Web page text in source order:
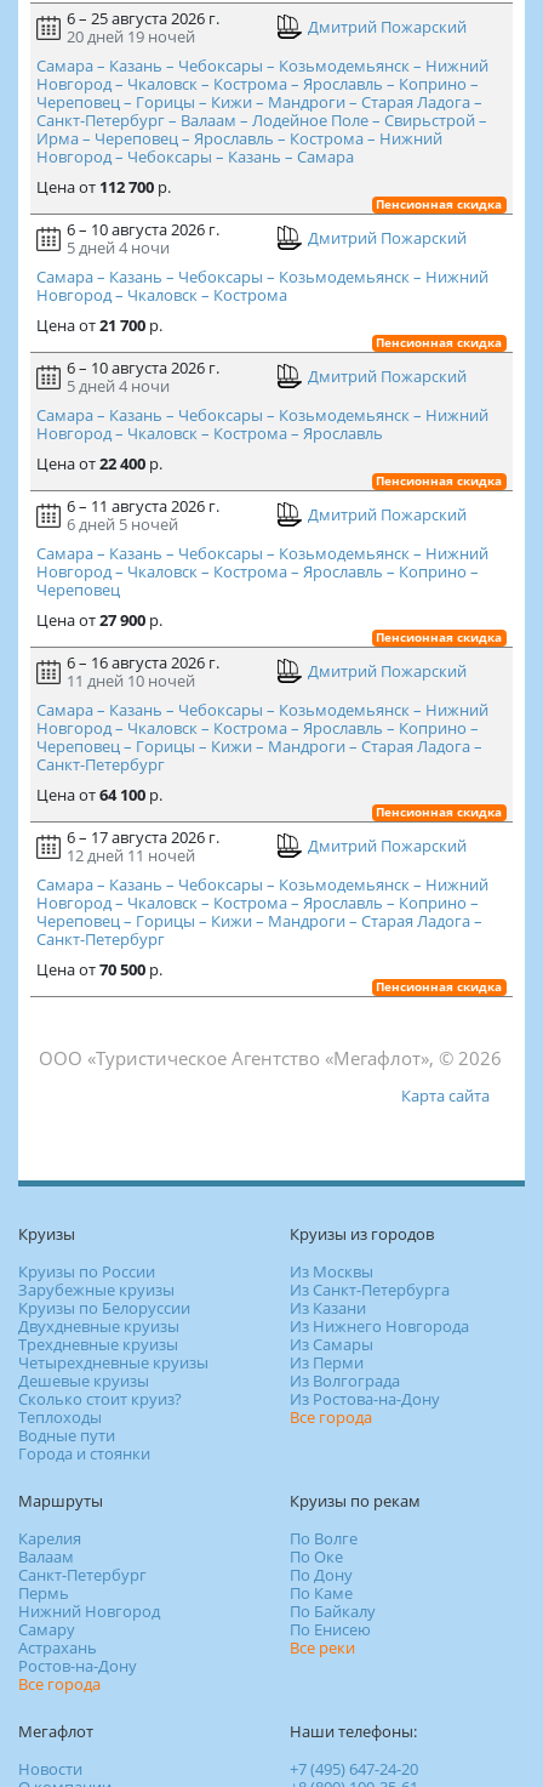
6 – 25 августа 2026 г.
20 дней 19 ночей
Дмитрий Пожарский
Самара – Казань – Чебоксары – Козьмодемьянск – Нижний
Новгород – Чкаловск – Кострома – Ярославль – Коприно –
Череповец – Горицы – Кижи – Мандроги – Старая Ладога –
Санкт-Петербург – Валаам – Лодейное Поле – Свирьстрой –
Ирма – Череповец – Ярославль – Кострома – Нижний
Новгород – Чебоксары – Казань – Самара
Ценаот 112 700р.
Пенсионная скидка
6 – 10 августа 2026 г.
5 дней 4 ночи
Дмитрий Пожарский
Самара – Казань – Чебоксары – Козьмодемьянск – Нижний
Новгород – Чкаловск – Кострома
Ценаот21 700р.
Пенсионная скидка
6 – 10 августа 2026 г.
5 дней 4 ночи
Дмитрий Пожарский
Самара – Казань – Чебоксары – Козьмодемьянск – Нижний
Новгород – Чкаловск – Кострома – Ярославль
Ценаот22 400р.
Пенсионная скидка
6 – 11 августа 2026 г.
6 дней 5 ночей
Дмитрий Пожарский
Самара – Казань – Чебоксары – Козьмодемьянск – Нижний
Новгород – Чкаловск – Кострома – Ярославль – Коприно –
Череповец
Ценаот27 900р.
Пенсионная скидка
6 – 16 августа 2026 г.
11 дней 10 ночей
Дмитрий Пожарский
Самара – Казань – Чебоксары – Козьмодемьянск – Нижний
Новгород – Чкаловск – Кострома – Ярославль – Коприно –
Череповец – Горицы – Кижи – Мандроги – Старая Ладога –
Санкт-Петербург
Ценаот64 100р.
Пенсионная скидка
6 – 17 августа 2026 г.
12 дней 11 ночей
Дмитрий Пожарский
Самара – Казань – Чебоксары – Козьмодемьянск – Нижний
Новгород – Чкаловск – Кострома – Ярославль – Коприно –
Череповец – Горицы – Кижи – Мандроги – Старая Ладога –
Санкт-Петербург
Ценаот70 500р.
Пенсионная скидка
ООО «Туристическое Агентство «Мегафлот», © 2026
Карта сайта
Круизы
Круизы по России
Зарубежные круизы
Круизы по Белоруссии
Двухдневные круизы
Трехдневные круизы
Четырехдневные круизы
Дешевые круизы
Сколько стоит круиз?
Теплоходы
Водные пути
Города и стоянки
Круизы из городов
Из Москвы
Из Санкт-Петербурга
Из Казани
Из Нижнего Новгорода
Из Самары
Из Перми
Из Волгограда
Из Ростова-на-Дону
Все города
Маршруты
Карелия
Валаам
Санкт-Петербург
Пермь
Нижний Новгород
Самару
Астрахань
Ростов-на-Дону
Все города
Круизы по рекам
По Волге
По Оке
По Дону
По Каме
По Байкалу
По Енисею
Все реки
Мегафлот
Новости
Наши телефоны:
+7 (495) 647-24-20